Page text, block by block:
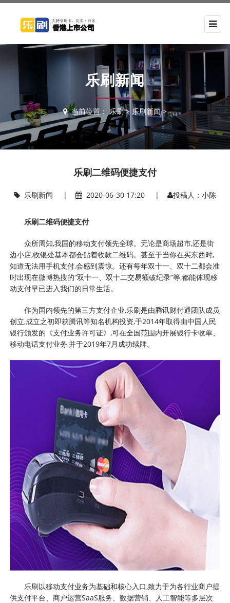
乐刷新闻
当前位置： 乐刷> 乐刷新闻>
乐刷二维码便捷支付
乐刷新闻 | 2020-06-30 17:20 | 投稿人：小陈
乐刷二维码便捷支付
众所周知,我国的移动支付领先全球。无论是商场超市,还是街
边小店,收银处基本都会贴着收款二维码。甚至于当你在买东西时,
知道无法用手机支付,会感到震惊。还有每年双十一、双十二都会准
时出现在微博热搜的“双十一、双十二交易额破纪录”等,都能体现移
动支付早已进入我们的日常生活。
作为国内领先的第三方支付企业,乐刷是由腾讯财付通团队成员
创立,成立之初即获腾讯等知名机构投资,于2014年取得由中国人民
银行颁发的《支付业务许可证》,可在全国范围内开展银行卡收单、
移动电话支付业务,并于2019年7月成功续牌。
乐刷以移动支付业务为基础和核心入口,致力于为各行业商户提
供支付平台、商户运营SaaS服务、数据营销、人工智能等多层次